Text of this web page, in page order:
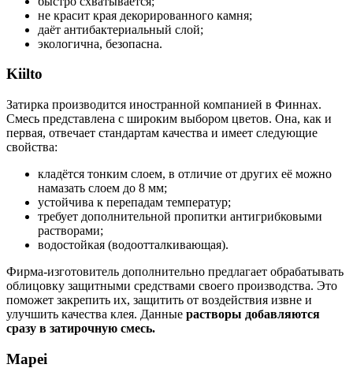
не красит края декорированного камня;
даёт антибактериальный слой;
экологична, безопасна.
Kiilto
Затирка производится иностранной компанией в Финнах.
Смесь представлена с широким выбором цветов. Она, как и
первая, отвечает стандартам качества и имеет следующие
свойства:
кладётся тонким слоем, в отличие от других её можно
намазать слоем до 8 мм;
устойчива к перепадам температур;
требует дополнительной пропитки антигрибковыми
растворами;
водостойкая (водоотталкивающая).
Фирма-изготовитель дополнительно предлагает обрабатывать
облицовку защитными средствами своего производства. Это
поможет закрепить их, защитить от воздействия извне и
улучшить качества клея. Данные растворы добавляются
сразу в затирочную смесь.
Mapei